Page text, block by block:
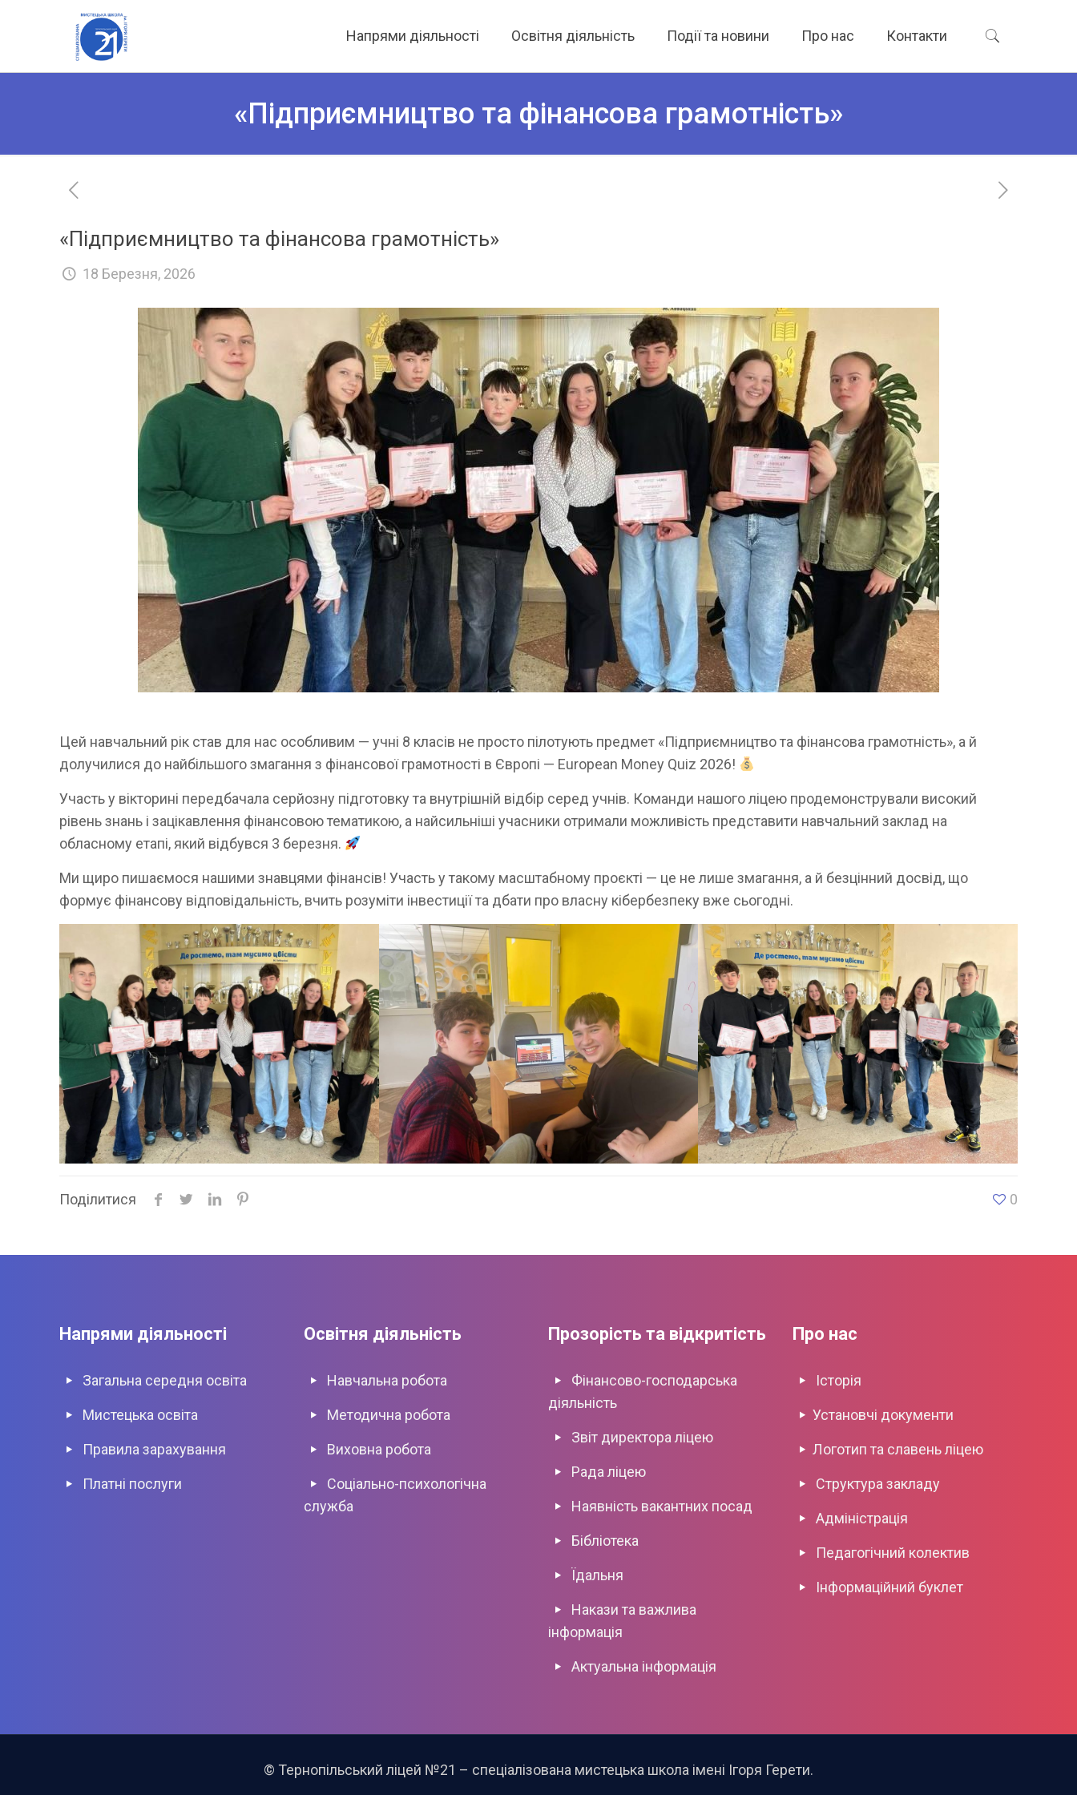
Напрями діяльності Освітня діяльність Події та новини Про нас Контакти
«Підприємництво та фінансова грамотність»
«Підприємництво та фінансова грамотність»
18 Березня, 2026
Цей навчальний рік став для нас особливим — учні 8 класів не просто пілотують предмет «Підприємництво та фінансова грамотність», а й
долучилися до найбільшого змагання з фінансової грамотності в Європі — European Money Quiz 2026!
Участь у вікторині передбачала серйозну підготовку та внутрішній відбір серед учнів. Команди нашого ліцею продемонстрували високий
рівень знань і зацікавлення фінансовою тематикою, а найсильніші учасники отримали можливість представити навчальний заклад на
обласному етапі, який відбувся 3 березня.
Ми щиро пишаємося нашими знавцями фінансів! Участь у такому масштабному проєкті — це не лише змагання, а й безцінний досвід, що
формує фінансову відповідальність, вчить розуміти інвестиції та дбати про власну кібербезпеку вже сьогодні.
Поділитися 0
Напрями діяльності
Загальна середня освіта
Мистецька освіта
Правила зарахування
Платні послуги
Освітня діяльність
Навчальна робота
Методична робота
Виховна роботa
Соціально-психологічна
служба
Прозорість та відкритість
Фінансово-господарська
діяльність
Звіт директора ліцею
Рада ліцею
Наявніcть вакантних посад
Бібліотека
Їдальня
Накази та важлива
інформація
Актуальна інформація
Про нас
Історія
Установчі документи
Логотип та славень ліцею
Структура закладу
Адміністрація
Педагогічний колектив
Інформаційний буклет
© Тернопільський ліцей №21 – спеціалізована мистецька школа імені Ігоря Герети.